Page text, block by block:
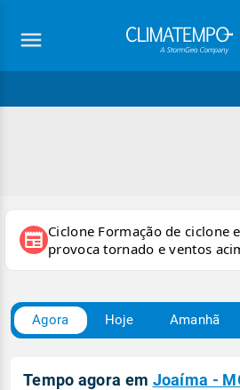
newspaper Ciclone Formação de ciclone
provoca tornado e ventos
no RS
Agora Hoje Amanhã
Tempo agora em Joaíma -